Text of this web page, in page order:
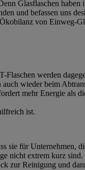
Glasflaschen
und befassen uns
von Einweg-
werden
wieder beim
mehr Energie als
ist.
sie für
nicht extrem kurz
zur Reinigung und